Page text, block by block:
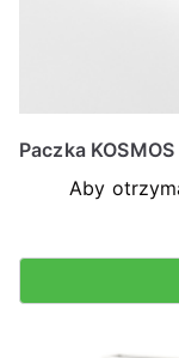
Paczka KOSMOS
Aby